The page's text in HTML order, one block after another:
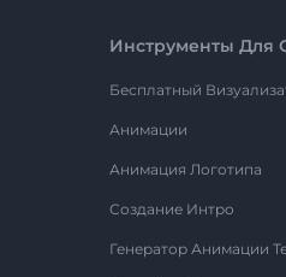
Инструменты Для
Бесплатный
Анимации
Анимация Логотипа
Создание Интро
Генератор Анимации